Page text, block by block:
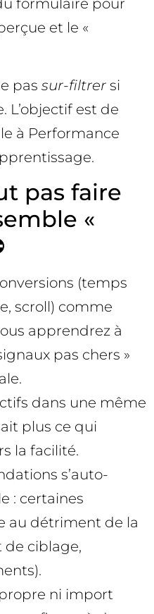
et le «
pas sur-filtrer si
L’objectif est de
à Performance
pas faire
«
(temps
scroll) comme
apprendrez à
pas chers »
dans une même
plus ce qui
la facilité.
s’auto-
: certaines
au détriment de la
de ciblage,
ni import